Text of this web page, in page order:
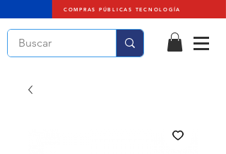
COMPRAS PÚBLICAS TECNOLOGÍA